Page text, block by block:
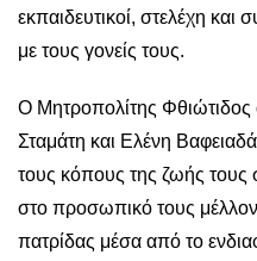
εκπαιδευτικοί, στελέχη και
με τους γονείς τους.
Ο Μητροπολίτης Φθιώτιδος
Σταμάτη και Ελένη
τους κόπους της ζωής τους
στο προσωπικό τους
πατρίδας μέσα από το